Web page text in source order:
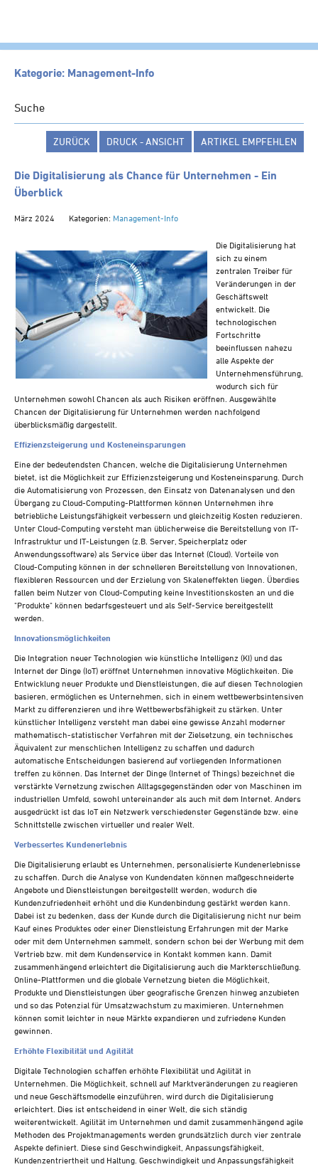
SERVICE
NEWS
Management-Info
Gastronomie-Info
Vermieter-Info
Landwirte-Info
Steuern A-Z
Kategorie: Management-Info
Suche
ZURÜCK DRUCK - ANSICHT ARTIKEL EMPFEHLEN
Die Digitalisierung als Chance für Unternehmen - Ein
Überblick
März 2024 Kategorien: Management-Info
Die Digitalisierung hat
sich zu einem
zentralen Treiber für
Veränderungen in der
Geschäftswelt
entwickelt. Die
technologischen
Fortschritte
beeinflussen nahezu
alle Aspekte der
Unternehmensführung,
wodurch sich für
Unternehmen sowohl Chancen als auch Risiken eröffnen. Ausgewählte
Chancen der Digitalisierung für Unternehmen werden nachfolgend
überblicksmäßig dargestellt.
Effizienzsteigerung und Kosteneinsparungen
Eine der bedeutendsten Chancen, welche die Digitalisierung Unternehmen
bietet, ist die Möglichkeit zur Effizienzsteigerung und Kosteneinsparung. Durch
die Automatisierung von Prozessen, den Einsatz von Datenanalysen und den
Übergang zu Cloud-Computing-Plattformen können Unternehmen ihre
betriebliche Leistungsfähigkeit verbessern und gleichzeitig Kosten reduzieren.
Unter Cloud-Computing versteht man üblicherweise die Bereitstellung von IT-
Infrastruktur und IT-Leistungen (z.B. Server, Speicherplatz oder
Anwendungssoftware) als Service über das Internet (Cloud). Vorteile von
Cloud-Computing können in der schnelleren Bereitstellung von Innovationen,
flexibleren Ressourcen und der Erzielung von Skaleneffekten liegen. Überdies
fallen beim Nutzer von Cloud-Computing keine Investitionskosten an und die
"Produkte" können bedarfsgesteuert und als Self-Service bereitgestellt
werden.
Innovationsmöglichkeiten
Die Integration neuer Technologien wie künstliche Intelligenz (KI) und das
Internet der Dinge (IoT) eröffnet Unternehmen innovative Möglichkeiten. Die
Entwicklung neuer Produkte und Dienstleistungen, die auf diesen Technologien
basieren, ermöglichen es Unternehmen, sich in einem wettbewerbsintensiven
Markt zu differenzieren und ihre Wettbewerbsfähigkeit zu stärken. Unter
künstlicher Intelligenz versteht man dabei eine gewisse Anzahl moderner
mathematisch-statistischer Verfahren mit der Zielsetzung, ein technisches
Äquivalent zur menschlichen Intelligenz zu schaffen und dadurch
automatische Entscheidungen basierend auf vorliegenden Informationen
treffen zu können. Das Internet der Dinge (Internet of Things) bezeichnet die
verstärkte Vernetzung zwischen Alltagsgegenständen oder von Maschinen im
industriellen Umfeld, sowohl untereinander als auch mit dem Internet. Anders
ausgedrückt ist das IoT ein Netzwerk verschiedenster Gegenstände bzw. eine
Schnittstelle zwischen virtueller und realer Welt.
Verbessertes Kundenerlebnis
Die Digitalisierung erlaubt es Unternehmen, personalisierte Kundenerlebnisse
zu schaffen. Durch die Analyse von Kundendaten können maßgeschneiderte
Angebote und Dienstleistungen bereitgestellt werden, wodurch die
Kundenzufriedenheit erhöht und die Kundenbindung gestärkt werden kann.
Dabei ist zu bedenken, dass der Kunde durch die Digitalisierung nicht nur beim
Kauf eines Produktes oder einer Dienstleistung Erfahrungen mit der Marke
oder mit dem Unternehmen sammelt, sondern schon bei der Werbung mit dem
Vertrieb bzw. mit dem Kundenservice in Kontakt kommen kann. Damit
zusammenhängend erleichtert die Digitalisierung auch die Markterschließung.
Online-Plattformen und die globale Vernetzung bieten die Möglichkeit,
Produkte und Dienstleistungen über geografische Grenzen hinweg anzubieten
und so das Potenzial für Umsatzwachstum zu maximieren. Unternehmen
können somit leichter in neue Märkte expandieren und zufriedene Kunden
gewinnen.
Erhöhte Flexibilität und Agilität
Digitale Technologien schaffen erhöhte Flexibilität und Agilität in
Unternehmen. Die Möglichkeit, schnell auf Marktveränderungen zu reagieren
und neue Geschäftsmodelle einzuführen, wird durch die Digitalisierung
erleichtert. Dies ist entscheidend in einer Welt, die sich ständig
weiterentwickelt. Agilität im Unternehmen und damit zusammenhängend agile
Methoden des Projektmanagements werden grundsätzlich durch vier zentrale
Aspekte definiert. Diese sind Geschwindigkeit, Anpassungsfähigkeit,
Kundenzentriertheit und Haltung. Geschwindigkeit und Anpassungsfähigkeit